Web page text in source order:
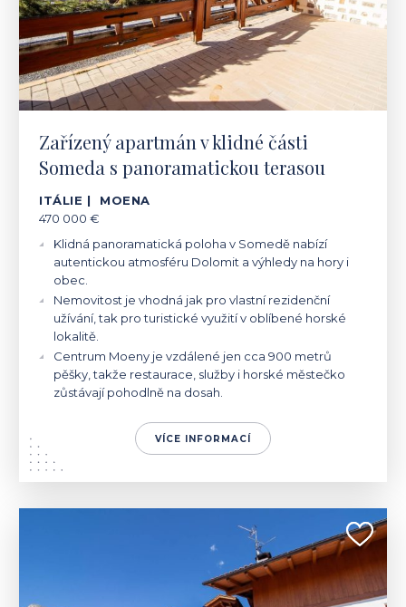
Zařízený apartmán v klidné části
Someda s panoramatickou terasou
ITÁLIE | MOENA
470 000 €
Klidná panoramatická poloha v Somedě nabízí
autentickou atmosféru Dolomit a výhledy na hory i
obec.
Nemovitost je vhodná jak pro vlastní rezidenční
užívání, tak pro turistické využití v oblíbené horské
lokalitě.
Centrum Moeny je vzdálené jen cca 900 metrů
pěšky, takže restaurace, služby i horské městečko
zůstávají pohodlně na dosah.
VÍCE INFORMACÍ